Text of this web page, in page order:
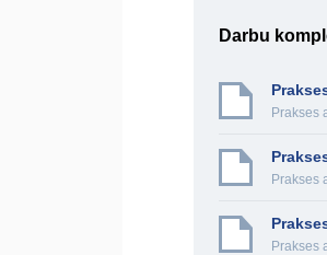
Darbu
Prakses
Prakses
Prakses